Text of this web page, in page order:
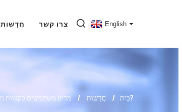
חֲדָשׁוֹת צרו קשר English
בַּיִת חֲדָשׁוֹת מדוע משתמשים בקצוות מיקרופיפטה?